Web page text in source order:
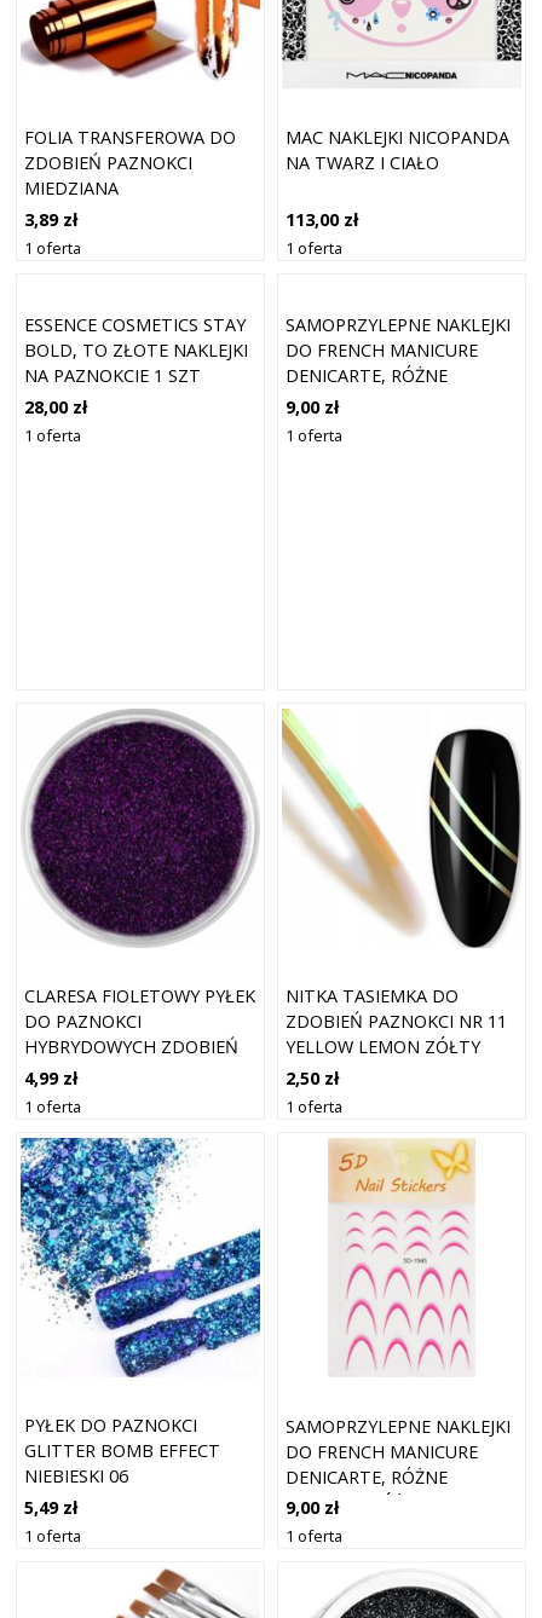
FOLIA TRANSFEROWA DO
ZDOBIEŃ PAZNOKCI
MIEDZIANA
3,89 zł
1 oferta
MAC NAKLEJKI NICOPANDA
NA TWARZ I CIAŁO
113,00 zł
1 oferta
ESSENCE COSMETICS STAY
BOLD, TO ZŁOTE NAKLEJKI
NA PAZNOKCIE 1 SZT
28,00 zł
1 oferta
SAMOPRZYLEPNE NAKLEJKI
DO FRENCH MANICURE
DENICARTE, RÓŻNE
KOLORY FIOLETOWY
9,00 zł
1 oferta
CLARESA FIOLETOWY PYŁEK
DO PAZNOKCI
HYBRYDOWYCH ZDOBIEŃ
QUARTZ 11 PURPLE
4,99 zł
1 oferta
NITKA TASIEMKA DO
ZDOBIEŃ PAZNOKCI NR 11
YELLOW LEMON ZÓŁTY
CYTRYNOWY
2,50 zł
1 oferta
PYŁEK DO PAZNOKCI
GLITTER BOMB EFFECT
NIEBIESKI 06
5,49 zł
1 oferta
SAMOPRZYLEPNE NAKLEJKI
DO FRENCH MANICURE
DENICARTE, RÓŻNE
ODCIENIE RÓŻU
9,00 zł
1 oferta